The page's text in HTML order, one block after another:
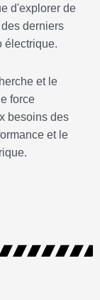
d'explorer de
derniers
électrique.
et le
force
besoins des
et le